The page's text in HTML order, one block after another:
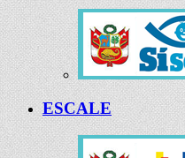
ESCALE